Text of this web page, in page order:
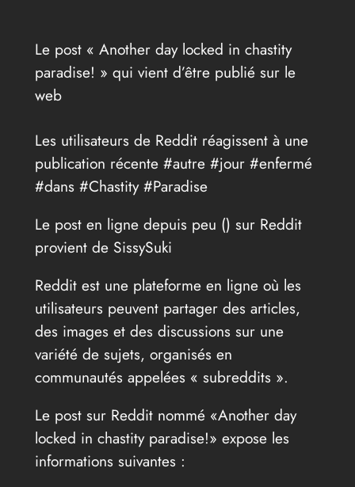
Le post « Another day locked in chastity
paradise! » qui vient d’être publié sur le
web
Les utilisateurs de Reddit réagissent à une
publication récente #autre #jour #enfermé
#dans #Chastity #Paradise
Le post en ligne depuis peu () sur Reddit
provient de SissySuki
Reddit est une plateforme en ligne où les
utilisateurs peuvent partager des articles,
des images et des discussions sur une
variété de sujets, organisés en
communautés appelées « subreddits ».
Le post sur Reddit nommé «Another day
locked in chastity paradise!» expose les
informations suivantes :